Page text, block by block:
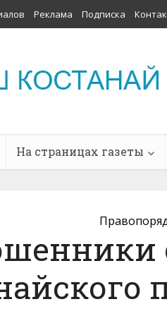
Реклама Подписка
На страницах газеты